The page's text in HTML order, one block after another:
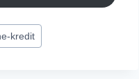
kredit